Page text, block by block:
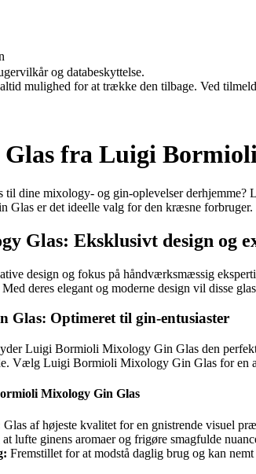
og databeskyttelse.
mulighed for at trække den tilbage. Ved
fra Luigi
til dine mixology- og gin-oplevelser
er det ideelle valg for den kræsne forbruger.
Glas: Eksklusivt design og
design og fokus på håndværksmæssig
deres elegant og moderne design vil disse
Optimeret til gin-entusiaster
Luigi Bormioli Mixology Gin Glas den
Vælg Luigi Bormioli Mixology Gin Glas for en
Mixology Gin Glas
Glas af højeste kvalitet for en gnistrende visuel
lufte ginens aromaer og frigøre smagfulde
Fremstillet for at modstå daglig brug og kan nemt